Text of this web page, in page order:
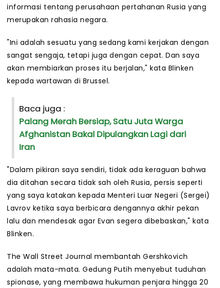
informasi tentang perusahaan pertahanan Rusia yang
merupakan rahasia negara.
"Ini adalah sesuatu yang sedang kami kerjakan dengan
sangat sengaja, tetapi juga dengan cepat. Dan saya
akan membiarkan proses itu berjalan," kata Blinken
kepada wartawan di Brussel.
Baca juga :
Palang Merah Bersiap, Satu Juta Warga
Afghanistan Bakal Dipulangkan Lagi dari
Iran
"Dalam pikiran saya sendiri, tidak ada keraguan bahwa
dia ditahan secara tidak sah oleh Rusia, persis seperti
yang saya katakan kepada Menteri Luar Negeri (Sergei)
Lavrov ketika saya berbicara dengannya akhir pekan
lalu dan mendesak agar Evan segera dibebaskan," kata
Blinken.
The Wall Street Journal membantah Gershkovich
adalah mata-mata. Gedung Putih menyebut tuduhan
spionase, yang membawa hukuman penjara hingga 20